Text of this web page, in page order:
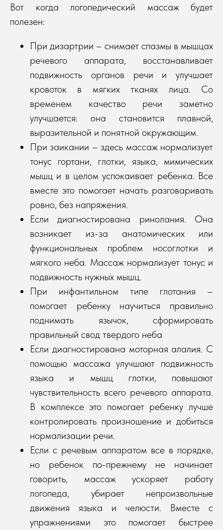
Вот когда логопедический массаж будет
полезен:
При дизартрии – снимает спазмы в мышцах
речевого аппарата, восстанавливает
подвижность органов речи и улучшает
кровоток в мягких тканях лица. Со
временем качество речи заметно
улучшается: она становится плавной,
выразительной и понятной окружающим.
При заикании – здесь массаж нормализует
тонус гортани, глотки, языка, мимических
мышц и в целом успокаивает ребенка. Все
вместе это помогает начать разговаривать
ровно, без напряжения.
Если диагностирована ринолания. Она
возникает из-за анатомических или
функциональных проблем носоглотки и
мягкого неба. Массаж нормализует тонус и
подвижность нужных мышц.
При инфантильном типе глотания –
помогает ребенку научиться правильно
поднимать язычок, сформировать
правильный свод твердого неба
Если диагностирована моторная алалия. С
помощью массажа улучшают подвижность
языка и мышц глотки, повышают
чувствительность всего речевого аппарата.
В комплексе это помогает ребенку лучше
контролировать произношение и добиться
нормализации речи.
Если с речевым аппаратом все в порядке,
но ребенок по-прежнему не начинает
говорить, массаж ускоряет работу
логопеда, убирает непроизвольные
движения языка и челюсти. Вместе с
упражнениями это помогает быстрее